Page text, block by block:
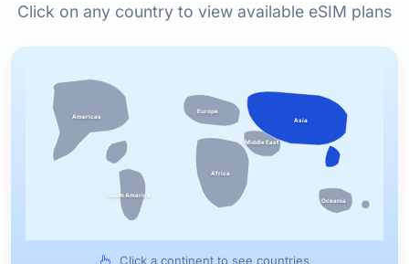
Click on any country to view available eSIM plans
Americas
South America
Europe
Africa
Middle East
Asia
Oceania
Click a continent to see countries